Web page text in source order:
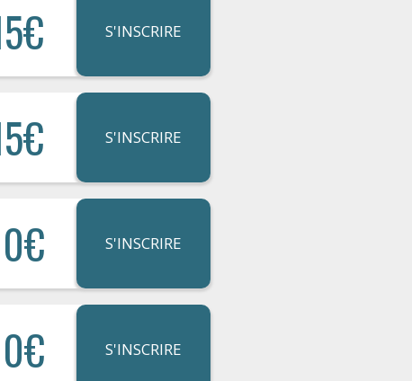
S'INSCRIRE
S'INSCRIRE
S'INSCRIRE
S'INSCRIRE